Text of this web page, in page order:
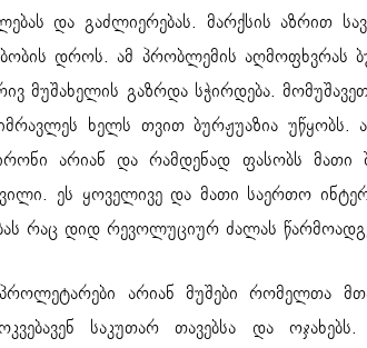
და გაძლიერებას. მარქსის აზრით
დროს. ამ პრობლემის აღმოფხვრას
მუშახელის გაზრდა სჭირდება.
ხელს თვით ბურჟუაზია უწყობს.
არიან და რამდენად ფასობს მათი
ეს ყოველივე და მათი საერთო
რაც დიდ რევოლუციურ ძალას
არიან მუშები რომელთა
საკუთარ თავებსა და